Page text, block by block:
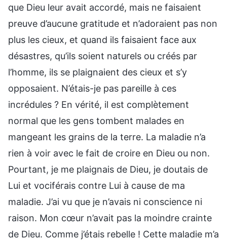
que Dieu leur avait accordé, mais ne faisaient
preuve d’aucune gratitude et n’adoraient pas non
plus les cieux, et quand ils faisaient face aux
désastres, qu’ils soient naturels ou créés par
l’homme, ils se plaignaient des cieux et s’y
opposaient. N’étais-je pas pareille à ces
incrédules ? En vérité, il est complètement
normal que les gens tombent malades en
mangeant les grains de la terre. La maladie n’a
rien à voir avec le fait de croire en Dieu ou non.
Pourtant, je me plaignais de Dieu, je doutais de
Lui et vociférais contre Lui à cause de ma
maladie. J’ai vu que je n’avais ni conscience ni
raison. Mon cœur n’avait pas la moindre crainte
de Dieu. Comme j’étais rebelle ! Cette maladie m’a